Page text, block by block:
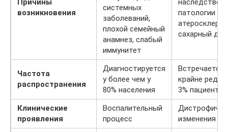
Причины
возникновения
системных
заболеваний,
плохой семейный
анамнез, слабый
иммунитет
патологии
сахарный
Частота
распространения
Диагностируется
у более чем у
80% населения
Встречается
крайне
3%
Клинические
проявления
Воспалительный
процесс
изменения